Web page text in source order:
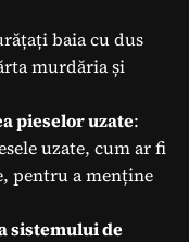
baia cu dus
murdăria și
pieselor uzate:
uzate, cum ar fi
pentru a menține
sistemului de